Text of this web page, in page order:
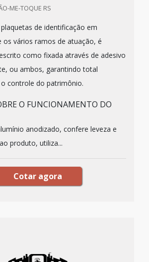
ME-TOQUE RS
de identificação em
os vários ramos de atuação, é
como fixada através de adesivo
ou ambos, garantindo total
controle do patrimônio.
O FUNCIONAMENTO DO
anodizado, confere leveza e
produto, utiliza...
Cotar agora